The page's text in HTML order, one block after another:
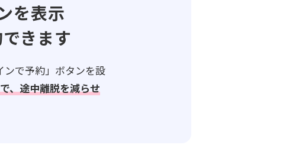
を表示
きます
で予約」ボタンを設
、途中離脱を減らせ